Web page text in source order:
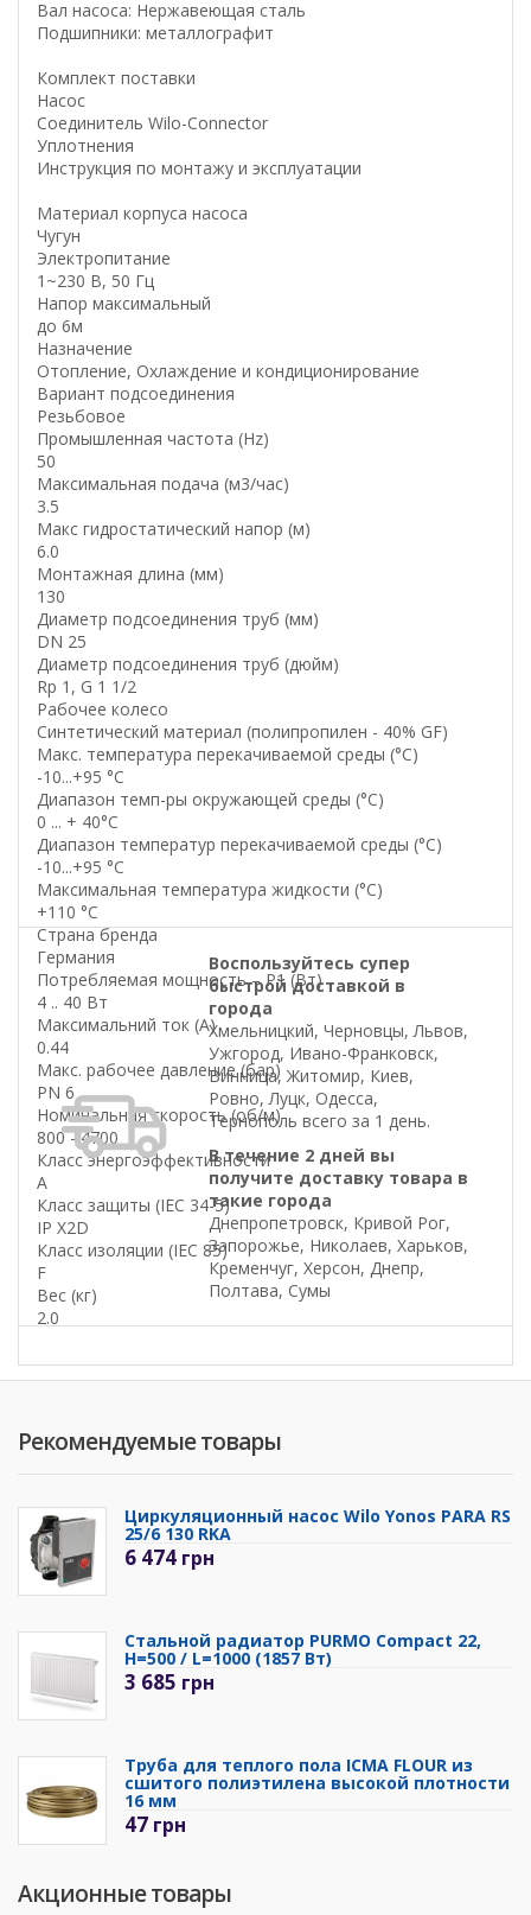
Вал насоса: Нержавеющая сталь
Подшипники: металлографит
Комплект поставки
Насос
Соединитель Wilo-Connector
Уплотнения
Инструкция по монтажу и эксплуатации
Материал корпуса насоса
Чугун
Электропитание
1~230 В, 50 Гц
Напор максимальный
до 6м
Назначение
Отопление, Охлаждение и кондиционирование
Вариант подсоединения
Резьбовое
Промышленная частота (Hz)
50
Максимальная подача (м3/час)
3.5
Макс гидростатический напор (м)
6.0
Монтажная длина (мм)
130
Диаметр подсоединения труб (мм)
DN 25
Диаметр подсоединения труб (дюйм)
Rp 1, G 1 1/2
Рабочее колесо
Синтетический материал (полипропилен - 40% GF)
Макс. температура перекачиваемой среды (°C)
-10...+95 °C
Диапазон темп-ры окружающей среды (°C)
0 ... + 40°C
Диапазон температур перекачиваемой среды (°C)
-10...+95 °C
Максимальная температура жидкости (°C)
+110 °C
Страна бренда
Германия
Потребляемая мощность – P1 (Вт)
4 .. 40 Вт
Максимальний ток (А)
0.44
Макс. рабочее давление (бар)
PN 6
Номинальная скорость (об/м)
800 - 4700
Класс энергоэффективности
A
Класс защиты (IEC 34-5)
IP X2D
Класс изоляции (IEC 85)
F
Вес (кг)
2.0
Воспользуйтесь супер
быстрой доставкой в
города
Хмельницкий, Черновцы, Львов,
Ужгород, Ивано-Франковск,
Винница, Житомир, Киев,
Ровно, Луцк, Одесса,
Тернополь всего за 1 день.
В течение 2 дней вы
получите доставку товара в
такие города
Днепропетровск, Кривой Рог,
Запорожье, Николаев, Харьков,
Кременчуг, Херсон, Днепр,
Полтава, Сумы
Рекомендуемые товары
Циркуляционный насос Wilo Yonos PARA RS
25/6 130 RKA
6 474 грн
Стальной радиатор PURMO Compact 22,
H=500 / L=1000 (1857 Вт)
3 685 грн
Труба для теплого пола ICMA FLOUR из
сшитого полиэтилена высокой плотности
16 мм
47 грн
Акционные товары